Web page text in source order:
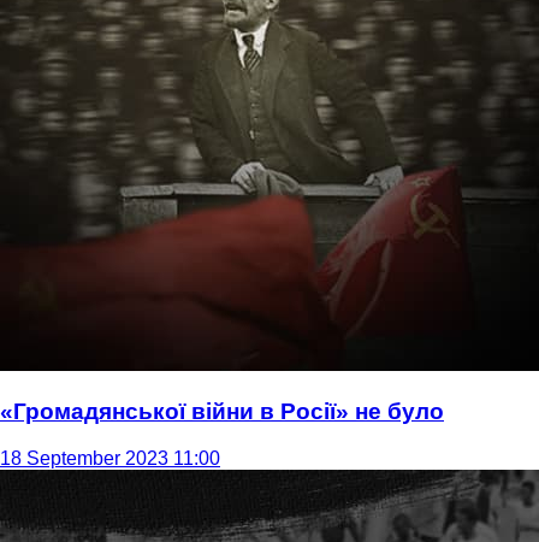
«Громадянської війни в Росії» не було
18 September 2023 11:00